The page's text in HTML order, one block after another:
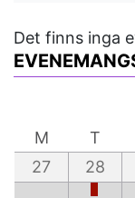
Det finns inga
M
T
27
28